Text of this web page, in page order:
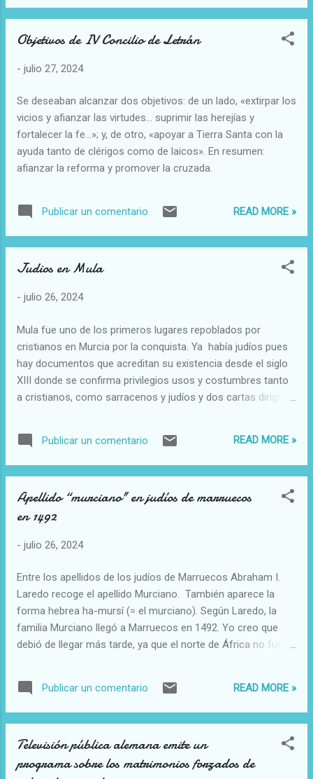
Objetivos de IV Concilio de Letrán
- julio 27, 2024
Se deseaban alcanzar dos objetivos: de un lado, «extirpar los
vicios y afianzar las virtudes... suprimir las herejías y
fortalecer la fe...»; y, de otro, «apoyar a Tierra Santa con la
ayuda tanto de clérigos como de laicos». En resumen:
afianzar la reforma y promover la cruzada.
Publicar un comentario READ MORE »
Judios en Mula
- julio 26, 2024
Mula fue uno de los primeros lugares repoblados por
cristianos en Murcia por la conquista. Ya había judíos pues
hay documentos que acreditan su existencia desde el siglo
XIII donde se confirma privilegios usos y costumbres tanto
a cristianos, como sarracenos y judíos y dos cartas dirigidas
bienes a dos judíos de Mula. Según toda esta información,
la aljama de Mula, que permanecía estabilizada en 1407 con
31 fuegos, sufre una progresiva crisis que le lleva en 1446 a
em 1492 y se dispersaron por los cuatro extremos de la
tierra. Salieron del puerto de Cartagena dieciséis grandes
Publicar un comentario READ MORE »
Apellido “murciano" en judíos de marruecos
en 1492
- julio 26, 2024
Entre los apellidos de los judíos de Marruecos Abraham I.
Laredo recoge el apellido Murciano. También aparece la
forma hebrea ha-mursí (= el murciano). Según Laredo, la
familia Murciano llegó a Marruecos en 1492. Yo creo que
debió de llegar más tarde, ya que el norte de África no fue el
que en el siglo XVII una parte de la familia se estableció en
Qasbah al-Makhzen, cerca de Debdou. Lo interesante es que
llevaron a Murcia en su recuerdo durante siglos.
Publicar un comentario READ MORE »
Televisión pública alemana emite un
programa sobre los matrimonios forzados de